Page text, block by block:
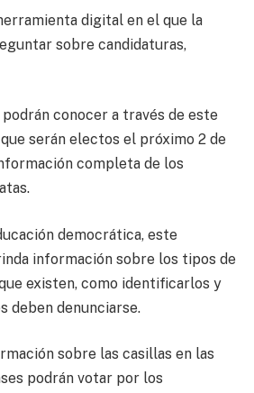
digital en el que la
sobre candidaturas,
podrán conocer a través de este
serán electos el próximo 2 de
completa de los
democrática, este
información sobre los tipos de
existen, como identificarlos y
deben denunciarse.
sobre las casillas en las
podrán votar por los